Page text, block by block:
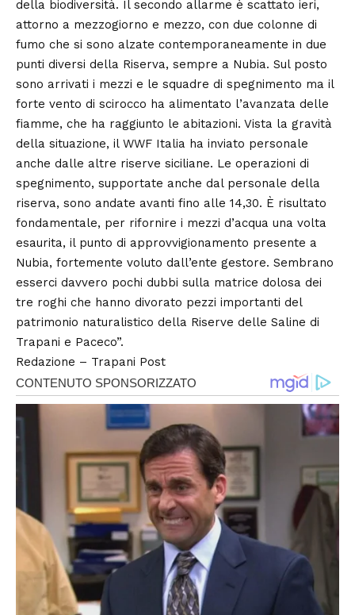
della biodiversità. Il secondo allarme è scattato ieri,
attorno a mezzogiorno e mezzo, con due colonne di
fumo che si sono alzate contemporaneamente in due
punti diversi della Riserva, sempre a Nubia. Sul posto
sono arrivati i mezzi e le squadre di spegnimento ma il
forte vento di scirocco ha alimentato l’avanzata delle
fiamme, che ha raggiunto le abitazioni. Vista la gravità
della situazione, il WWF Italia ha inviato personale
anche dalle altre riserve siciliane. Le operazioni di
spegnimento, supportate anche dal personale della
riserva, sono andate avanti fino alle 14,30. È risultato
fondamentale, per rifornire i mezzi d’acqua una volta
esaurita, il punto di approvvigionamento presente a
Nubia, fortemente voluto dall’ente gestore. Sembrano
esserci davvero pochi dubbi sulla matrice dolosa dei
tre roghi che hanno divorato pezzi importanti del
patrimonio naturalistico della Riserve delle Saline di
Trapani e Paceco”.
Redazione – Trapani Post